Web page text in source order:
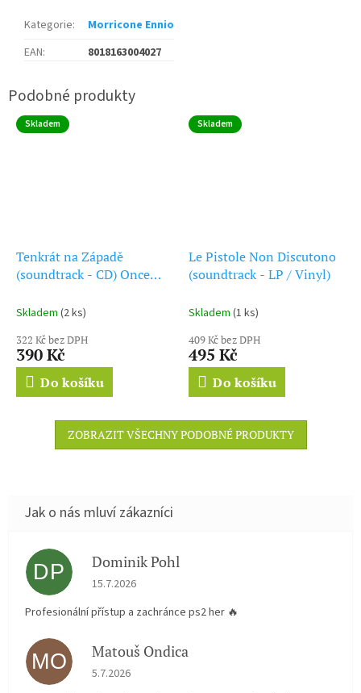
Kategorie:
Morricone Ennio
EAN: 8018163004027
Skladem
Tenkrát na Západě
(soundtrack - CD) Once
Skladem (2 ks)
322 Kč bez DPH
390 Kč
Do košíku
Skladem
Le Pistole Non Discutono
(soundtrack - LP / Vinyl)
Skladem (1 ks)
409 Kč bez DPH
495 Kč
Do košíku
ZOBRAZIT VŠECHNY PODOBNÉ PRODUKTY
DP Dominik Pohl
Hodnocení obchodu je 5 z 5 hvězdiček.
15.7.2026
Profesionální přístup a zachránce ps2 her 🔥
MO Matouš Ondica
Hodnocení obchodu je 5 z 5 hvězdiček.
5.7.2026